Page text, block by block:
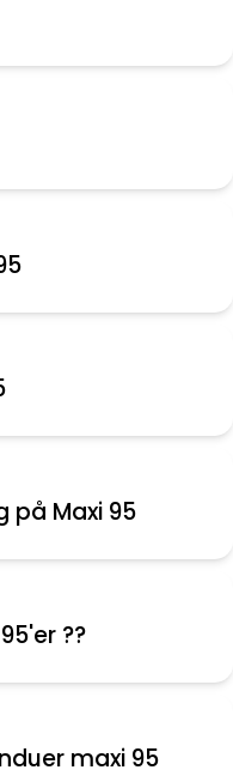
på Maxi 95
??
maxi 95